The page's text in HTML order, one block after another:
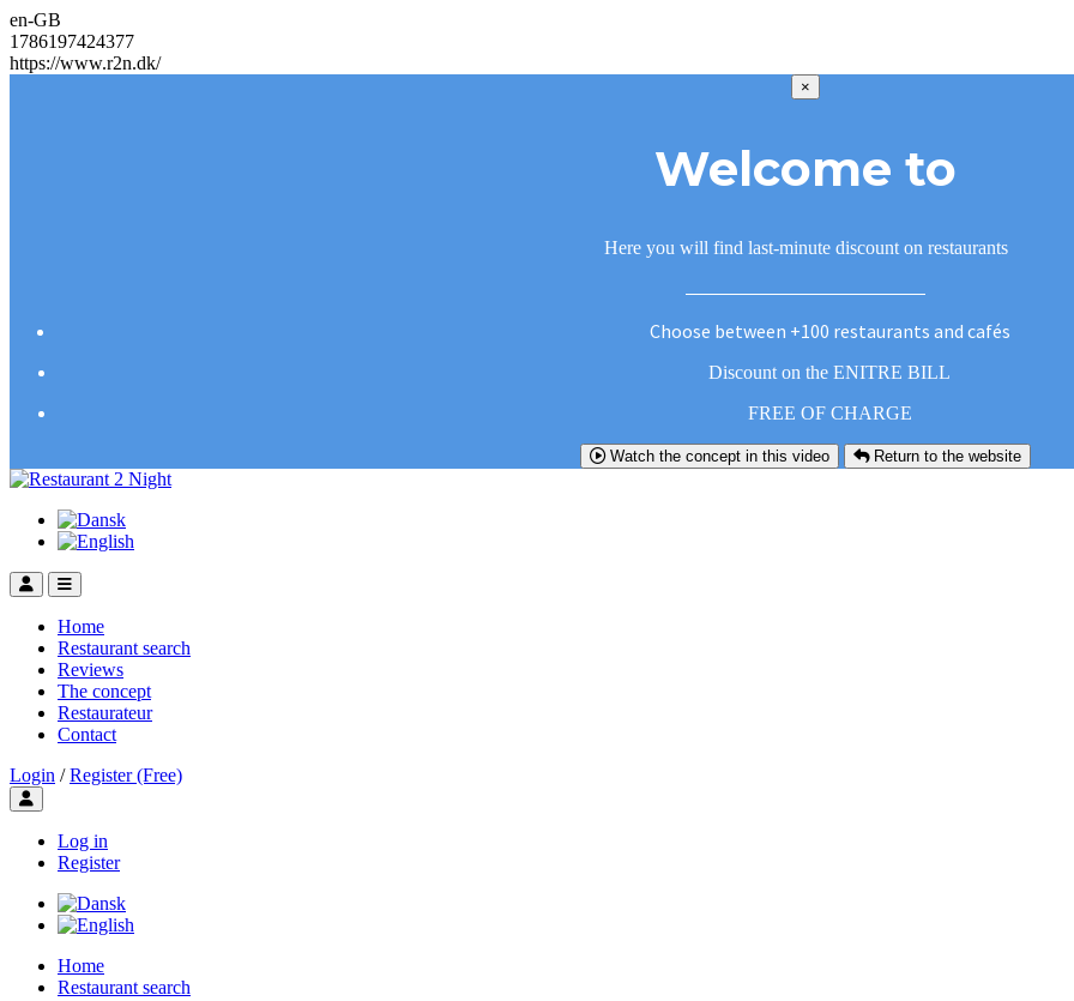
en-GB
1786197424377
https://www.r2n.dk/
×
Welcome to
Here you will find last-minute discount on restaurants
Choose between +100 restaurants and cafés
Discount on the ENITRE BILL
FREE OF CHARGE
Watch the concept in this video Return to the website
Home
Restaurant search
Reviews
The concept
Restaurateur
Contact
Login / Register (Free)
Toggle user menu
Log in
Register
Home
Restaurant search